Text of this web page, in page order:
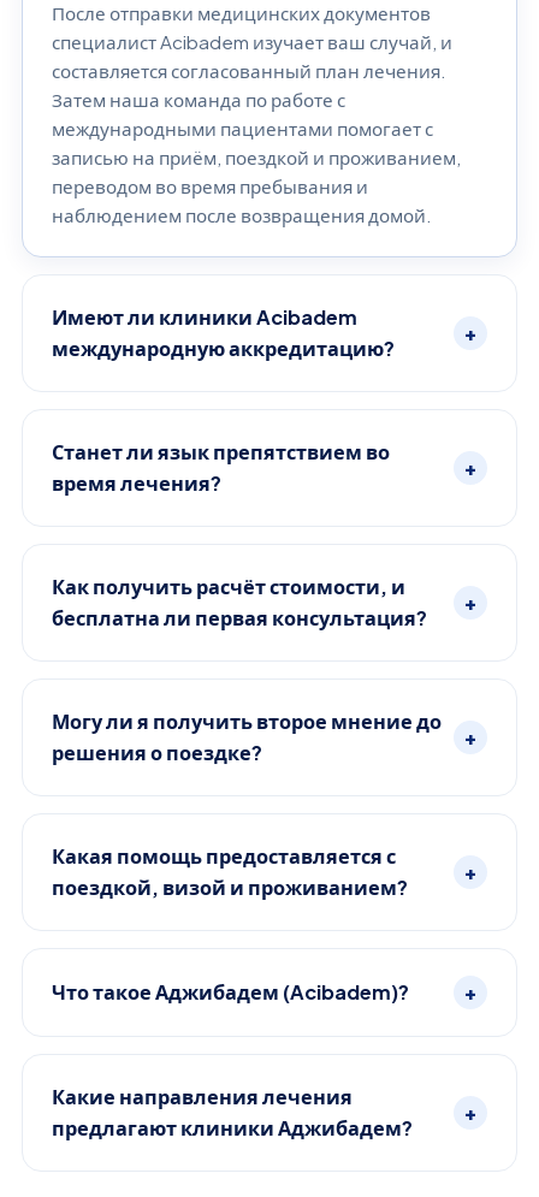
После отправки медицинских документов
специалист Acibadem изучает ваш случай, и
составляется согласованный план лечения.
Затем наша команда по работе с
международными пациентами помогает с
записью на приём, поездкой и проживанием,
переводом во время пребывания и
наблюдением после возвращения домой.
Имеют ли клиники Acibadem
международную аккредитацию?
+
Станет ли язык препятствием во
время лечения?
+
Как получить расчёт стоимости, и
бесплатна ли первая консультация?
+
Могу ли я получить второе мнение до
решения о поездке?
+
Какая помощь предоставляется с
поездкой, визой и проживанием?
+
Что такое Аджибадем (Acibadem)? +
Какие направления лечения
предлагают клиники Аджибадем?
+